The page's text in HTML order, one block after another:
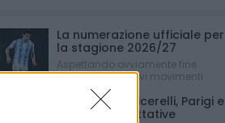
La numerazione ufficiale per
la stagione 2026/27
Aspettando ovviamente fine
mercato e i relativi movimenti
Le ultime su Cicerelli, Parigi e
sulle altre trattative